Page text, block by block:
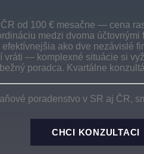
od 100 € mesačne — cena
medzi dvoma
ako dve nezávislé
vráti — komplexné situácie si
poradca. Kvartálne
poradenstvo v SR aj ČR,
CHCI KONZULTACI